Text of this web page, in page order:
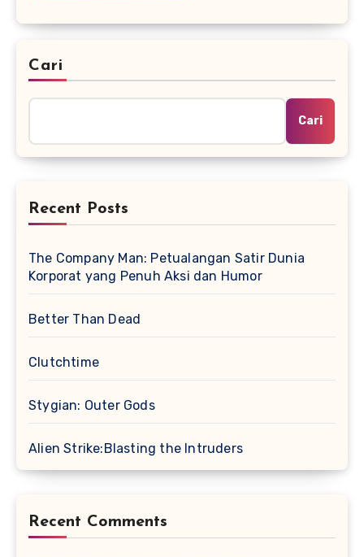
Cari
Cari
Recent Posts
The Company Man: Petualangan Satir Dunia
Korporat yang Penuh Aksi dan Humor
Better Than Dead
Clutchtime
Stygian: Outer Gods
Alien Strike:Blasting the Intruders
Recent Comments